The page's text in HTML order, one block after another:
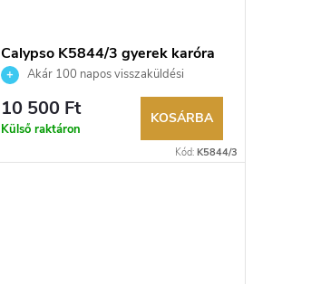
Calypso K5844/3 gyerek karóra
Akár 100 napos visszaküldési
lehetőség. Hivatalos márkakereskedő.
10 500 Ft
Külső raktáron
KOSÁRBA
Kód: K5844/3